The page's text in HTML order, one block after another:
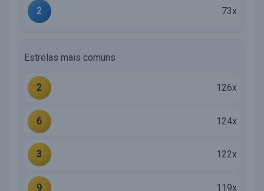
2 73x
Estrelas mais comuns
2 126x
6 124x
3 122x
9 119x